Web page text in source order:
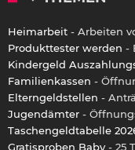
Heimarbeit - Arbeiten
Produkttester werden -
Kindergeld
Familienkassen -
Elterngeldstellen -
Jugendämter -
Taschengeldtabelle
Gratisproben Baby - 25